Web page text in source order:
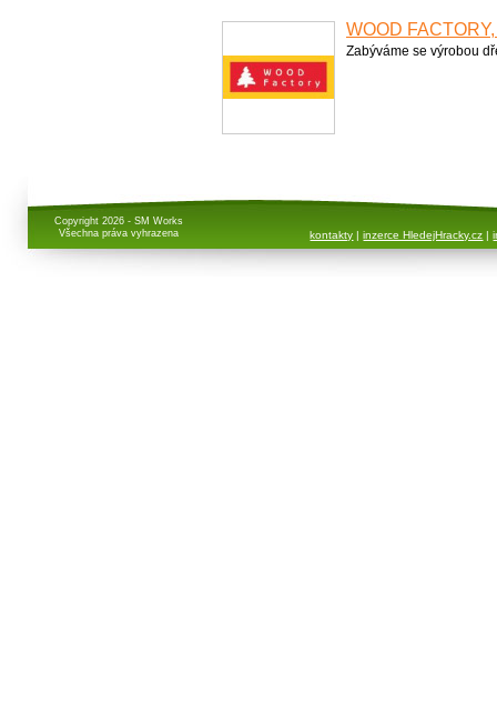
WOOD FACTORY,
Zabýváme se výrobou
Copyright 2026 - SM Works
Všechna práva vyhrazena
kontakty |inzerce HledejHracky.cz |